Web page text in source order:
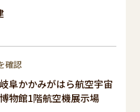
確認
岐阜かかみがはら航空宇宙
博物館1階航空機展示場